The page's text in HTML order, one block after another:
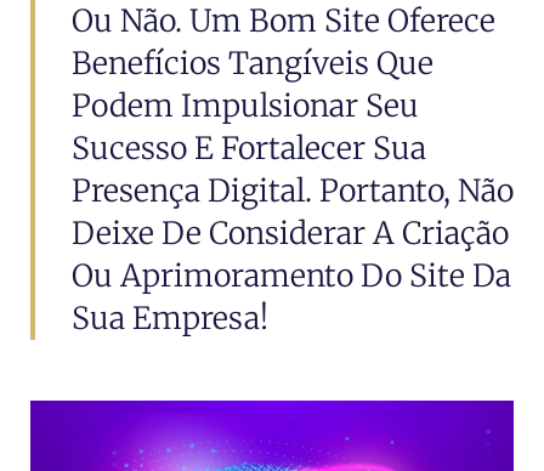
Ou Não. Um Bom Site Oferece
Benefícios Tangíveis Que
Podem Impulsionar Seu
Sucesso E Fortalecer Sua
Presença Digital. Portanto, Não
Deixe De Considerar A Criação
Ou Aprimoramento Do Site Da
Sua Empresa!